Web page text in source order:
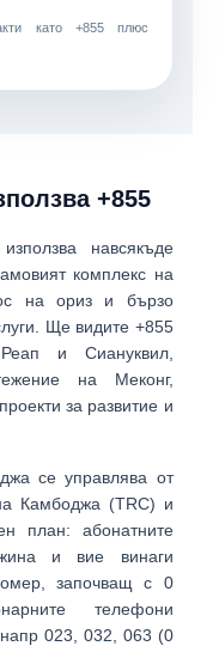
като +855плюс
+855
навсякъде
комплекс на
на ориз и бързо
Ще видите +855
и Сиануквил,
на Меконг,
за развитие и
се управлява от
Камбоджа (TRC) и
план: абонатните
и вие винаги
започващ с 0
телефони
023 032 063 (0